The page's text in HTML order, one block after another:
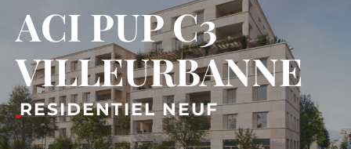
ACI PUP C3
VILLEURBANNE
RESIDENTIEL NEUF